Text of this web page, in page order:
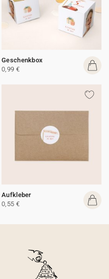
Geschenkbox
0,99 €
Aufkleber
0,55 €